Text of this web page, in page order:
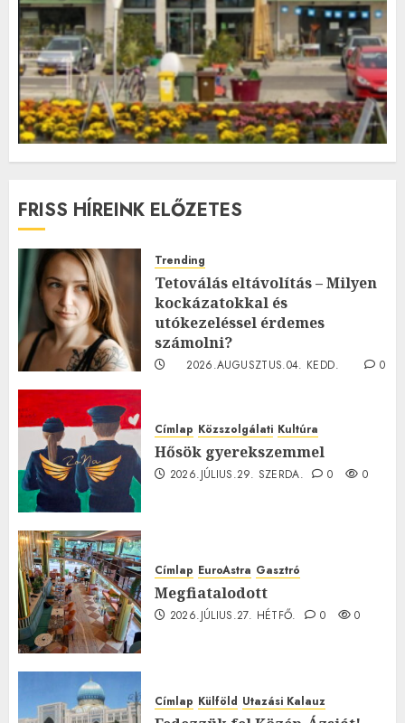
FRISS HÍREINK ELŐZETES
Trending
Tetoválás eltávolítás – Milyen
kockázatokkal és
utókezeléssel érdemes
számolni?
2026.AUGUSZTUS.04. KEDD.
0
Címlap Közszolgálati Kultúra
Hősök gyerekszemmel
2026.JÚLIUS.29. SZERDA. 0 0
Címlap EuroAstra Gasztró
Megfiatalodott
2026.JÚLIUS.27. HÉTFŐ. 0 0
Címlap Külföld Utazási Kalauz